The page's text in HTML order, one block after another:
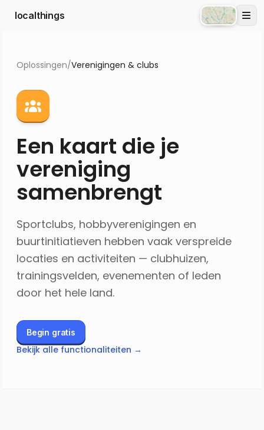
localthings
Atlas
Oplossingen/Verenigingen & clubs
Een kaart die je
vereniging
samenbrengt
Sportclubs, hobbyverenigingen en
buurtinitiatieven hebben vaak verspreide
locaties en activiteiten — clubhuizen,
trainingsvelden, evenementen of leden
door het hele land.
Begin gratis
Bekijk alle functionaliteiten →